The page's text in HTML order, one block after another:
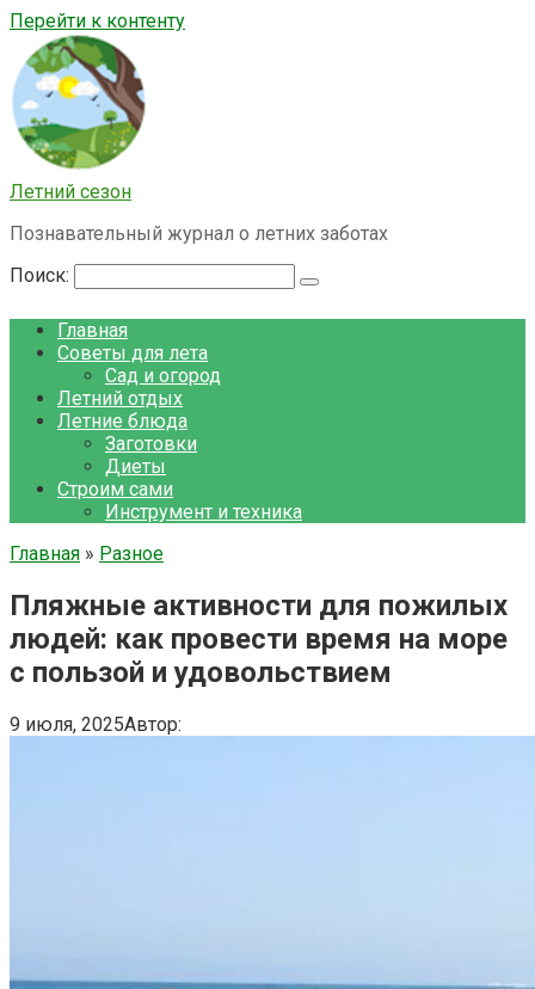
Перейти к контенту
Летний сезон
Познавательный журнал о летних заботах
Поиск:
Главная
Советы для лета
Сад и огород
Летний отдых
Летние блюда
Заготовки
Диеты
Строим сами
Инструмент и техника
Главная » Разное
Пляжные активности для пожилых
людей: как провести время на море
с пользой и удовольствием
9 июля, 2025Автор: